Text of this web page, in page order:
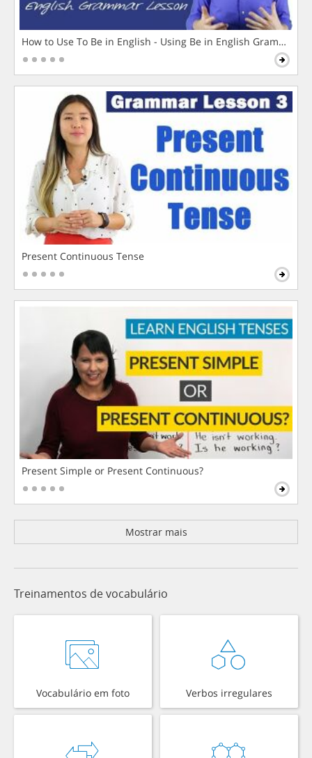
How to Use To Be in English - Using Be in English Grammar
Present Continuous Tense
Present Simple or Present Continuous?
Mostrar mais
Treinamentos de vocabulário
Vocabulário em foto Verbos irregulares